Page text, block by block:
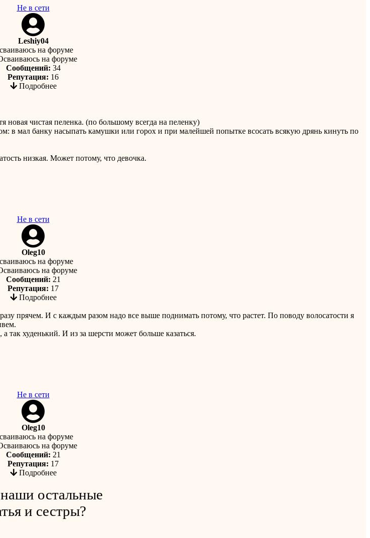
Не в сети
Leshiy04
на форуме
Сообщений: 34
Репутация: 16
Подробнее
новая чистая пеленка. (по большому всегда на пеленку)
в мал банку насыпать камушки или горох и при малейшей попытке всосать всякую дрянь кинуть по
низкая. Может потому, что девочка.
Не в сети
Oleg10
на форуме
Сообщений: 21
Репутация: 17
Подробнее
прячем. И с каждым разом надо все выше поднимать потому, что растет. По поводу волосатости я
так худенький. И из за шерсти может больше казаться.
Не в сети
Oleg10
на форуме
Сообщений: 21
Репутация: 17
Подробнее
остальные
и сестры?